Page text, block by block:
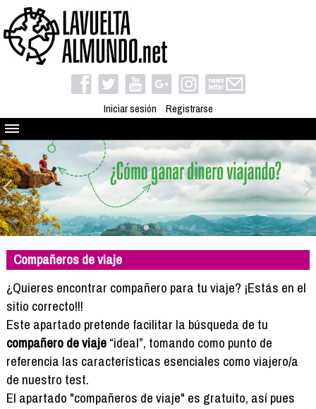
Iniciar sesión Registrarse
Quienes somos
El proyecto
Blog
Viaja con nosotros
Camino solidario
Libros
Compañeros de viaje
Formación
Info viajeros
Contactar
Compañeros de viaje
¿Quieres encontrar compañero para tu viaje? ¡Estás en el
sitio correcto!!!
Este apartado pretende facilitar la búsqueda de tu
compañero de viaje“ideal”, tomando como punto de
referencia las características esenciales como viajero/a
de nuestro test.
El apartado "compañeros de viaje" es gratuito, así pues